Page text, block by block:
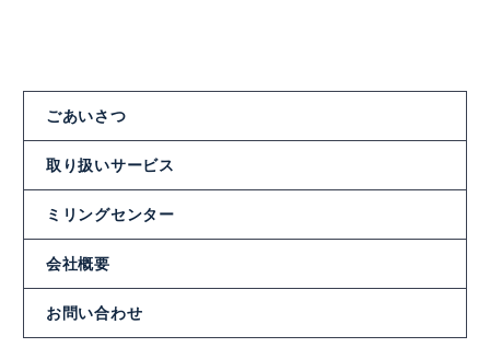
ごあいさつ
取り扱いサービス
ミリングセンター
会社概要
お問い合わせ